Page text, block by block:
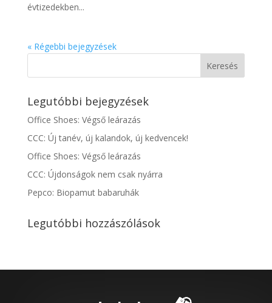
évtizedekben...
« Régebbi bejegyzések
Legutóbbi bejegyzések
Office Shoes: Végső leárazás
CCC: Új tanév, új kalandok, új kedvencek!
Office Shoes: Végső leárazás
CCC: Újdonságok nem csak nyárra
Pepco: Biopamut babaruhák
Legutóbbi hozzászólások